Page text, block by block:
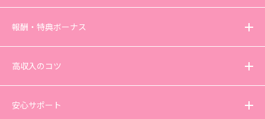
報酬・特典ボーナス
高収入のコツ
安心サポート